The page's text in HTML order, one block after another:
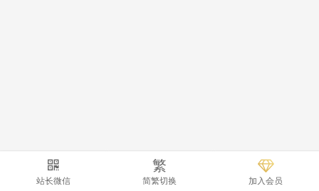
站长微信
繁
简繁切换 加入会员